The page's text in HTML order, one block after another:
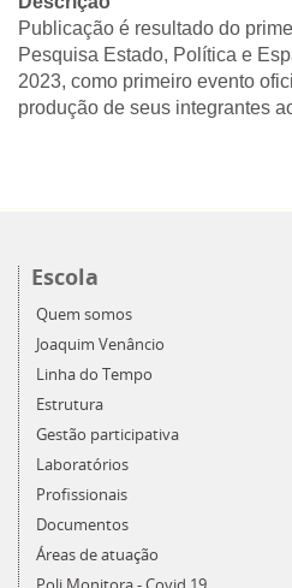
Publicação é resultado do
Pesquisa Estado, Política e
2023, como primeiro evento
produção de seus integrantes
Escola
Quem somos
Joaquim Venâncio
Linha do Tempo
Estrutura
Gestão participativa
Laboratórios
Profissionais
Documentos
Áreas de atuação